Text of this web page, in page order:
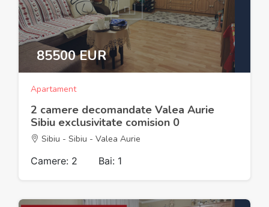
85500 EUR
Apartament
2 camere decomandate Valea Aurie
Sibiu exclusivitate comision 0
Sibiu - Sibiu - Valea Aurie
Camere: 2 Bai: 1